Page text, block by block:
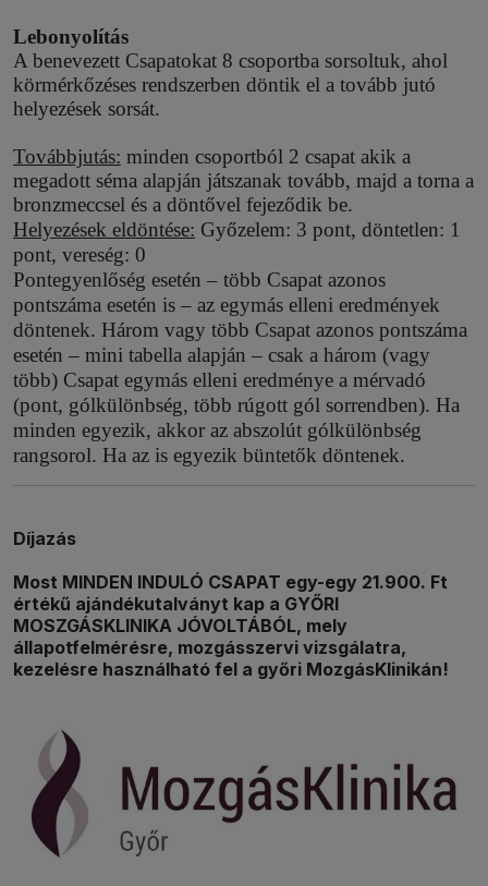
Lebonyolítás
A benevezett Csapatokat 8 csoportba sorsoltuk, ahol
körmérkőzéses rendszerben döntik el a tovább jutó
helyezések sorsát.
Továbbjutás: minden csoportból 2 csapat akik a
megadott séma alapján játszanak tovább, majd a torna a
bronzmeccsel és a döntővel fejeződik be.
Helyezések eldöntése: Győzelem: 3 pont, döntetlen: 1
pont, vereség: 0
Pontegyenlőség esetén – több Csapat azonos
pontszáma esetén is – az egymás elleni eredmények
döntenek. Három vagy több Csapat azonos pontszáma
esetén – mini tabella alapján – csak a három (vagy
több) Csapat egymás elleni eredménye a mérvadó
(pont, gólkülönbség, több rúgott gól sorrendben). Ha
minden egyezik, akkor az abszolút gólkülönbség
rangsorol. Ha az is egyezik büntetők döntenek.
Díjazás
Most MINDEN INDULÓ CSAPAT egy-egy 21.900. Ft
értékű ajándékutalványt kap a GYŐRI
MOSZGÁSKLINIKA JÓVOLTÁBÓL, mely
állapotfelmérésre, mozgásszervi vizsgálatra,
kezelésre használható fel a győri MozgásKlinikán!